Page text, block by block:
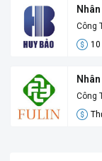
Công
10
Công